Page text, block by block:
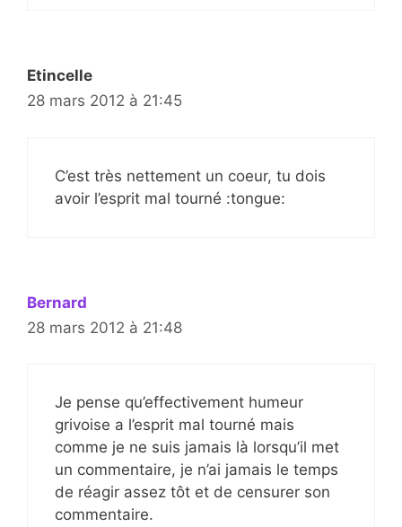
Etincelle
28 mars 2012 à 21:45
C’est très nettement un coeur, tu dois
avoir l’esprit mal tourné :tongue:
Bernard
28 mars 2012 à 21:48
Je pense qu’effectivement humeur
grivoise a l’esprit mal tourné mais
comme je ne suis jamais là lorsqu’il met
un commentaire, je n’ai jamais le temps
de réagir assez tôt et de censurer son
commentaire.